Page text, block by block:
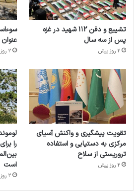
تشییع و دفن ۱۱۲ شهید در غزه
پس از سه سال
2 روز پیش 2 روز پیش
تقویت پیشگیری و واکنش آسیای
مرکزی به دستیابی و استفاده
تروریستی از سلاح
2 روز پیش
را
است
2 روز پیش